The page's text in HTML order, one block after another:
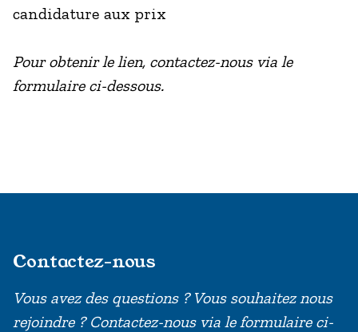
candidature aux prix
Pour obtenir le lien, contactez-nous via le
formulaire ci-dessous.
Contactez-nous
Vous avez des questions ? Vous souhaitez nous
rejoindre ? Contactez-nous via le formulaire ci-